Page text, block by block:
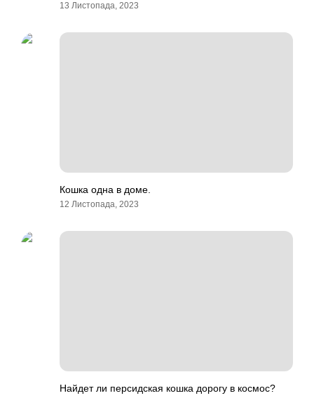
13 Листопада, 2023
Кошка одна в доме.
12 Листопада, 2023
Найдет ли персидская кошка дорогу в космос?